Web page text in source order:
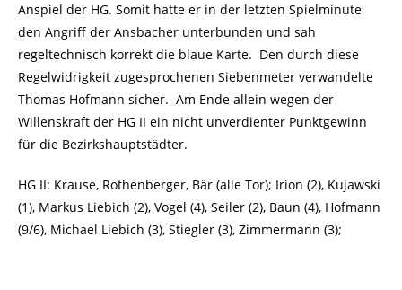
Anspiel der HG. Somit hatte er in der letzten Spielminute
den Angriff der Ansbacher unterbunden und sah
regeltechnisch korrekt die blaue Karte. Den durch diese
Regelwidrigkeit zugesprochenen Siebenmeter verwandelte
Thomas Hofmann sicher. Am Ende allein wegen der
Willenskraft der HG II ein nicht unverdienter Punktgewinn
für die Bezirkshauptstädter.
HG II: Krause, Rothenberger, Bär (alle Tor); Irion (2), Kujawski
(1), Markus Liebich (2), Vogel (4), Seiler (2), Baun (4), Hofmann
(9/6), Michael Liebich (3), Stiegler (3), Zimmermann (3);